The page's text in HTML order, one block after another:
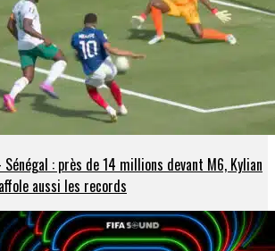
Sénégal : près de 14 millions devant M6, Kylian
aussi les records